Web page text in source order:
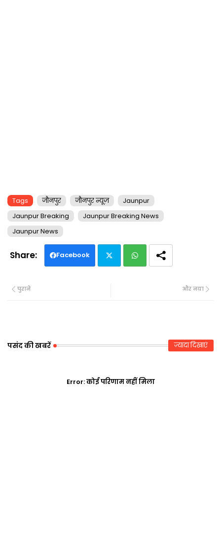
Tags जौनपुर जौनपुर न्यूज़
Jaunpur
Jaunpur Breaking
Jaunpur Breaking News
Jaunpur News
Facebook
और नया
पुराने
पसंद की खबरें ज़्यादा दिखाएं
Error:कोई परिणाम नहीं मिला